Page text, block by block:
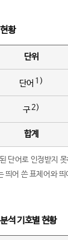
황
단위
단어 1)
구2)
합계
단어로 인정받지
띄어 쓴 표제어와
석 기호별 현황